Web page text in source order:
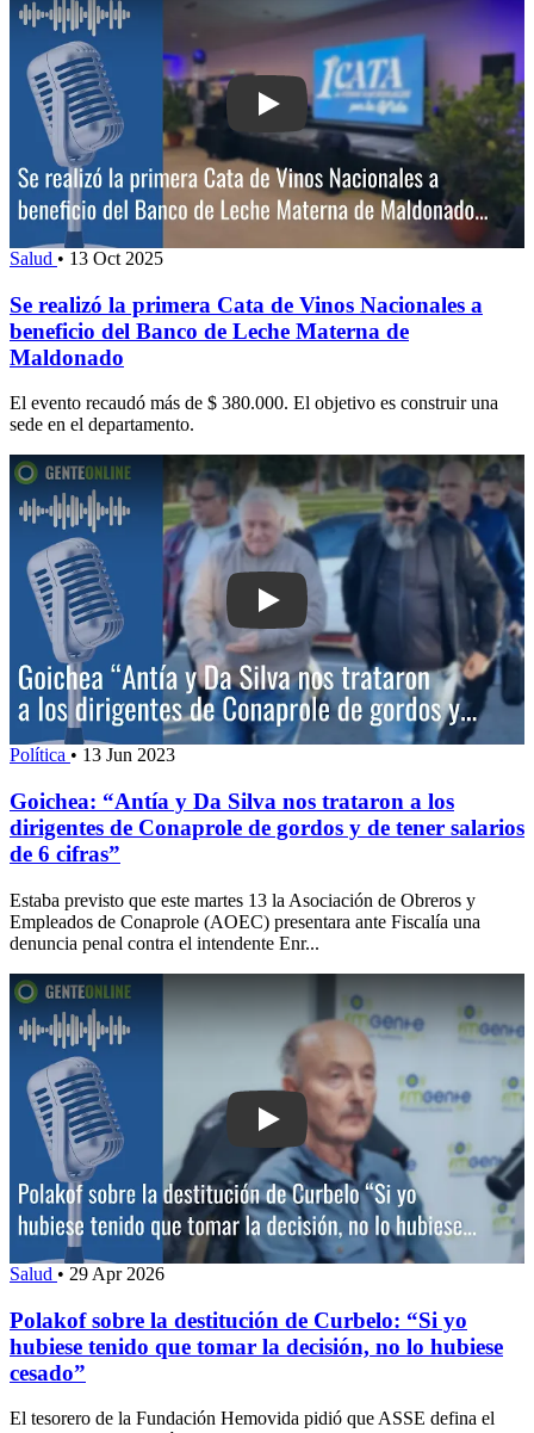
Play: Se realizó la primera Cata de
Salud • 13 Oct 2025
Se realizó la primera Cata de Vinos Nacionales a
beneficio del Banco de Leche Materna de
Maldonado
El evento recaudó más de $ 380.000. El objetivo es construir una
sede en el departamento.
Play: Goichea: “Antía y Da Silva nos
Política • 13 Jun 2023
Goichea: “Antía y Da Silva nos trataron a los
dirigentes de Conaprole de gordos y de tener salarios
de 6 cifras”
Estaba previsto que este martes 13 la Asociación de Obreros y
Empleados de Conaprole (AOEC) presentara ante Fiscalía una
denuncia penal contra el intendente Enr...
Play: Polakof sobre la destitución de
Salud • 29 Apr 2026
Polakof sobre la destitución de Curbelo: “Si yo
hubiese tenido que tomar la decisión, no lo hubiese
cesado”
El tesorero de la Fundación Hemovida pidió que ASSE defina el